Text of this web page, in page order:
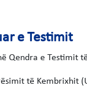
e Testimit
Qendra e Testimit
të Kembrixhit